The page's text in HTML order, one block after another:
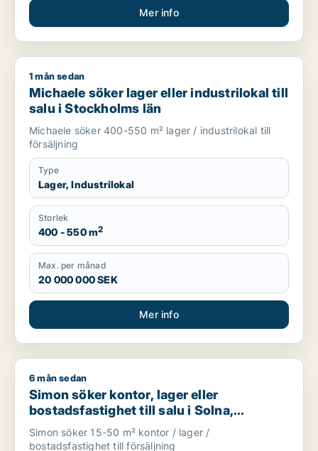
Mer info
Michaele söker lager eller industrilokal till salu i Stockholms
1 mån sedan
Michaele söker lager eller industrilokal till
salu i Stockholms län
Michaele söker 400-550 m² lager / industrilokal till
försäljning
Type
Lager, Industrilokal
Storlek
400 - 550 m2
Max. per månad
20 000 000 SEK
Mer info
Simon söker kontor, lager eller bostadsfastighet till salu i
6 mån sedan
Simon söker kontor, lager eller
bostadsfastighet till salu i Solna,
Stockholm Innerstad eller Kungsholmen
m.fl.
Simon söker 15-50 m² kontor / lager /
bostadsfastighet till försäljning